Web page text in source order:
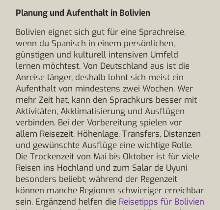
Planung und Aufenthalt in Bolivien
Bolivien eignet sich gut für eine Sprachreise,
wenn du Spanisch in einem persönlichen,
günstigen und kulturell intensiven Umfeld
lernen möchtest. Von Deutschland aus ist die
Anreise länger, deshalb lohnt sich meist ein
Aufenthalt von mindestens zwei Wochen. Wer
mehr Zeit hat, kann den Sprachkurs besser mit
Aktivitäten, Akklimatisierung und Ausflügen
verbinden. Bei der Vorbereitung spielen vor
allem Reisezeit, Höhenlage, Transfers, Distanzen
und gewünschte Ausflüge eine wichtige Rolle.
Die Trockenzeit von Mai bis Oktober ist für viele
Reisen ins Hochland und zum Salar de Uyuni
besonders beliebt; während der Regenzeit
können manche Regionen schwieriger erreichbar
sein. Ergänzend helfen die Reisetipps für Bolivien